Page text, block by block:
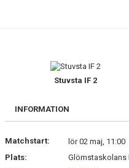
DOKUMENT
Stuvsta IF 2
INFORMATION
Matchstart:
lör 02 maj, 11:00
Plats:
Glömstaskolans